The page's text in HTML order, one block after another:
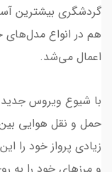
گردشگری بیشترین
هم در انواع
اعمال می‌شد.
‌با شیوع ویروس جدید
حمل و نقل هوایی
زیادی پرواز خود را